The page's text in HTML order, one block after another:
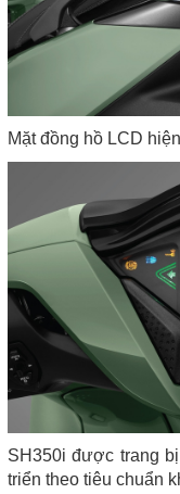
Mặt đồng hồ LCD
SH350i được trang
triển theo tiêu chuẩn